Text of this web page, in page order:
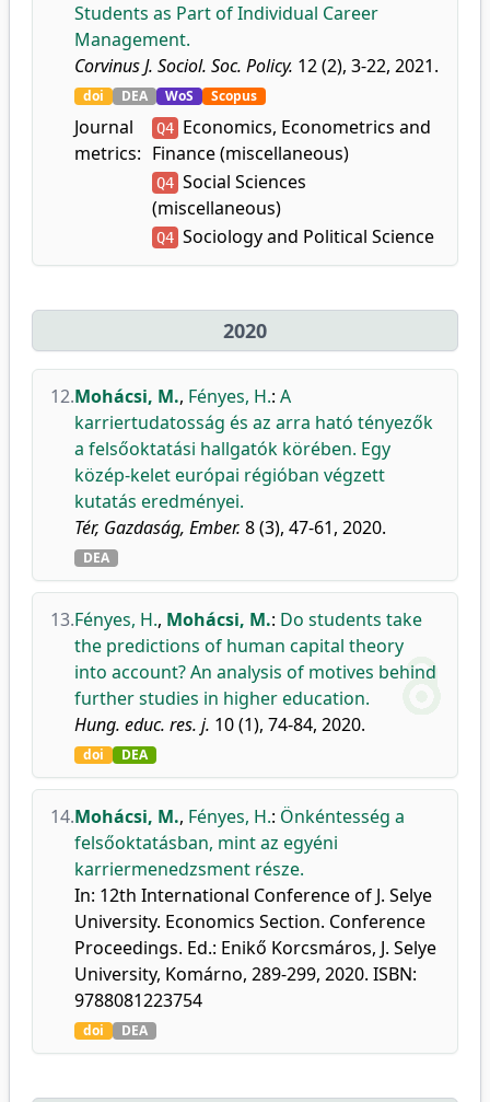
Students as Part of Individual Career
Management.
Corvinus J. Sociol. Soc. Policy. 12 (2), 3-22, 2021.
doi DEA WoS Scopus
Journal
metrics:
Q4 Economics, Econometrics and
Finance (miscellaneous)
Q4 Social Sciences
(miscellaneous)
Q4 Sociology and Political Science
2020
12.Mohácsi, M., Fényes, H.: A
karriertudatosság és az arra ható tényezők
a felsőoktatási hallgatók körében. Egy
közép-kelet európai régióban végzett
kutatás eredményei.
Tér, Gazdaság, Ember. 8 (3), 47-61, 2020.
DEA
13.Fényes, H., Mohácsi, M.: Do students take
the predictions of human capital theory
into account? An analysis of motives behind
further studies in higher education.
Hung. educ. res. j. 10 (1), 74-84, 2020.
doi DEA
14.Mohácsi, M., Fényes, H.: Önkéntesség a
felsőoktatásban, mint az egyéni
karriermenedzsment része.
In: 12th International Conference of J. Selye
University. Economics Section. Conference
Proceedings. Ed.: Enikő Korcsmáros, J. Selye
University, Komárno, 289-299, 2020. ISBN:
9788081223754
doi DEA